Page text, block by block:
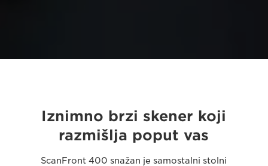
Iznimno brzi skener koji
razmišlja poput vas
ScanFront 400 snažan je samostalni stolni